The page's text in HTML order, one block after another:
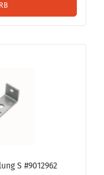
S #9012962